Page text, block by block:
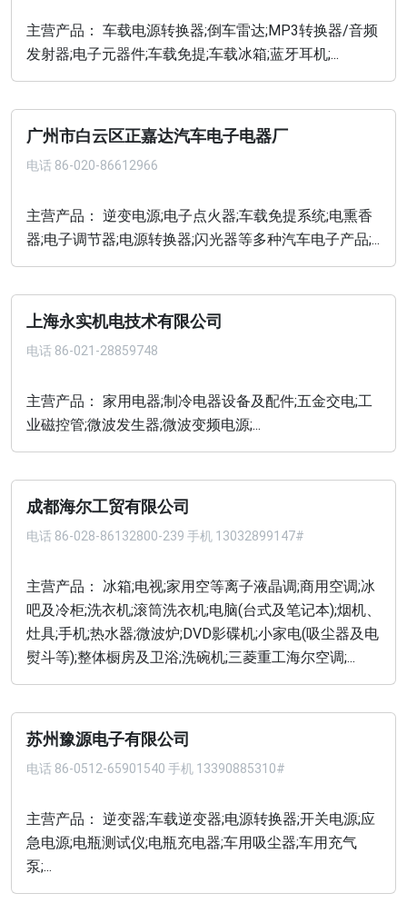
主营产品： 车载电源转换器;倒车雷达;MP3转换器/音频
发射器;电子元器件;车载免提;车载冰箱;蓝牙耳机;...
广州市白云区正嘉达汽车电子电器厂
电话 86-020-86612966
主营产品： 逆变电源;电子点火器;车载免提系统;电熏香
器;电子调节器;电源转换器;闪光器等多种汽车电子产品;...
上海永实机电技术有限公司
电话 86-021-28859748
主营产品： 家用电器;制冷电器设备及配件;五金交电;工
业磁控管;微波发生器;微波变频电源;...
成都海尔工贸有限公司
电话 86-028-86132800-239 手机 13032899147#
主营产品： 冰箱;电视;家用空等离子液晶调;商用空调;冰
吧及冷柜;洗衣机;滚筒洗衣机;电脑(台式及笔记本);烟机、
灶具;手机;热水器;微波炉;DVD影碟机;小家电(吸尘器及电
熨斗等);整体橱房及卫浴;洗碗机;三菱重工海尔空调;...
苏州豫源电子有限公司
电话 86-0512-65901540 手机 13390885310#
主营产品： 逆变器;车载逆变器;电源转换器;开关电源;应
急电源;电瓶测试仪;电瓶充电器;车用吸尘器;车用充气
泵;...